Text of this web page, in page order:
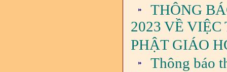
THÔNG
2023 VỀ
PHẬT GIÁO
Thông báo